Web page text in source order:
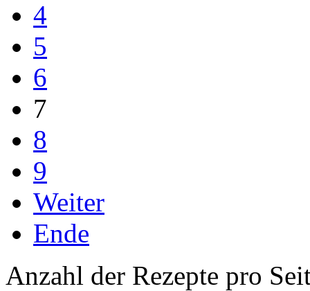
4
5
6
7
8
9
Weiter
Ende
Anzahl der Rezepte pro